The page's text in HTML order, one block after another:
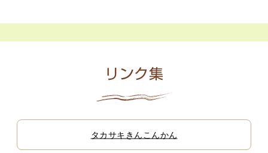
リンク集
タカサキきんこんかん